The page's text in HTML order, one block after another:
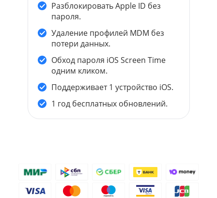
Разблокировать Apple ID без
пароля.
Удаление профилей MDM без
потери данных.
Обход пароля iOS Screen Time
одним кликом.
Поддерживает 1 устройство iOS.
1 год бесплатных обновлений.